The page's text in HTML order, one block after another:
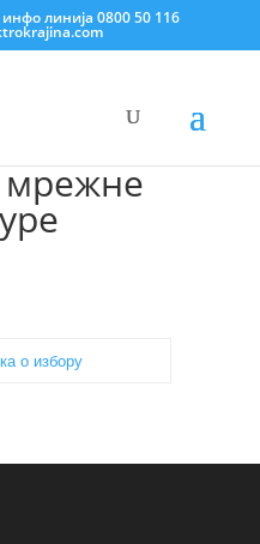
линија 0800 50 116
о избору